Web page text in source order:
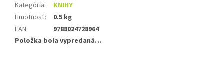
Kategória:
KNIHY
Hmotnosť:
0.5 kg
EAN:
9788024728964
Položka bola vypredaná…